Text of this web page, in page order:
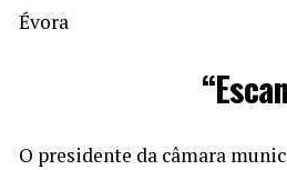
Évora
O presidente da câmara